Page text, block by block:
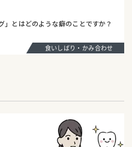
」とはどのような癖のことですか？
食いしばり・かみ合わせ